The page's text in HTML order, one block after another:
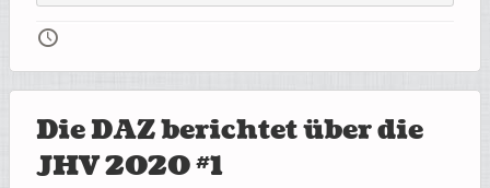
🕔
Die DAZ berichtet über die
JHV 2020 #1